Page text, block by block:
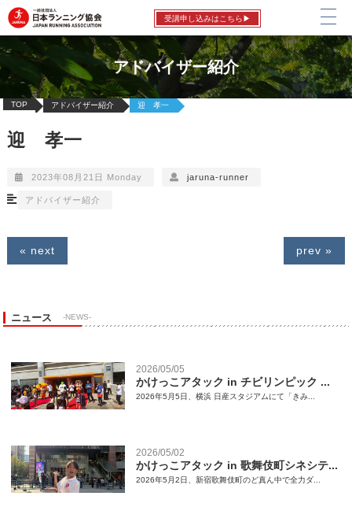
受講申し込みはこちら▶
アドバイザー紹介
TOP アドバイザー紹介 迎 孝一
迎 孝一
2023年08月21日 Monday jaruna-runner
アドバイザー紹介
« next prev »
ニュース -NEWS-
2026/05/05
かけっこアタック in チビリンピック ...
2026年5月5日、横浜 日産スタジアムにて「きみ...
2026/05/02
かけっこアタック in 歌舞伎町シネシテ...
2026年5月2日、新宿歌舞伎町のど真ん中で全力ダ...